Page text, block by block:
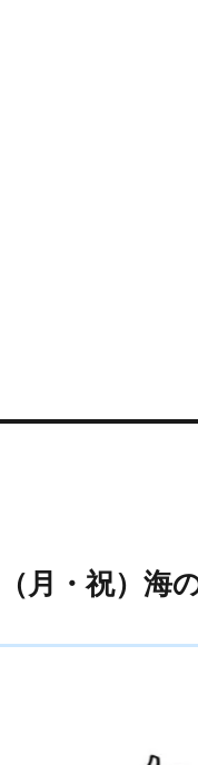
月・祝）海